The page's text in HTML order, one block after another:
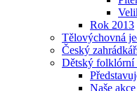
Rok 2013
Tělovýchovná
Český
Dětský
Naše akce